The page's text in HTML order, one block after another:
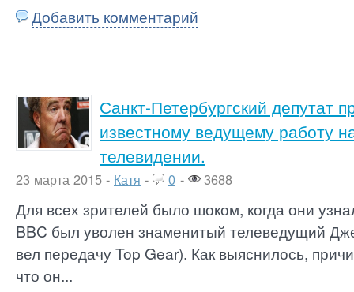
Добавить комментарий
Санкт-Петербургский депутат
известному ведущему работу
телевидении.
23 марта 2015 - Катя - 0 - 3688
Для всех зрителей было шоком, когда они
BBC был уволен знаменитый телеведущий
вел передачу Top Gear). Как выяснилось,
что он...